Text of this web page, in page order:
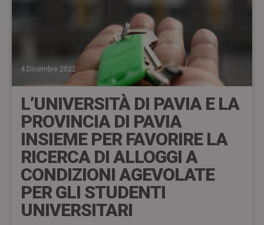
4 Dicembre 2022
L’UNIVERSITÀ DI PAVIA E LA
PROVINCIA DI PAVIA
INSIEME PER FAVORIRE LA
RICERCA DI ALLOGGI A
CONDIZIONI AGEVOLATE
PER GLI STUDENTI
UNIVERSITARI